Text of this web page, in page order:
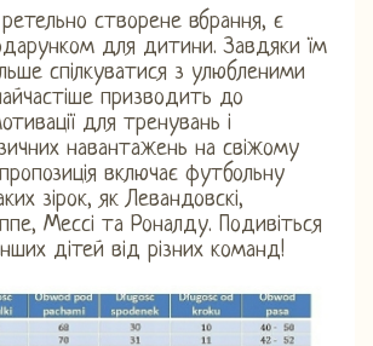
ретельно створене вбрання, є
для дитини. Завдяки їм
спілкуватися з улюбленими
призводить до
для тренувань і
навантажень на свіжому
включає футбольну
зірок, як Левандовскі,
Мессі та Роналду. Подивіться
дітей від різних команд!